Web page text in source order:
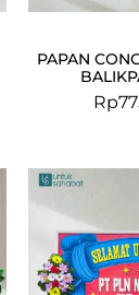
PAPAN
Rp